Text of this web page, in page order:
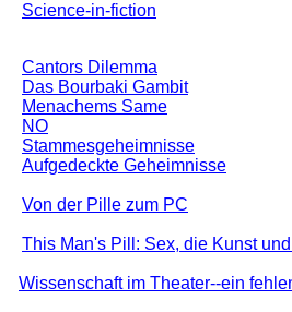
Science-in-fiction
Cantors Dilemma
Das Bourbaki Gambit
Menachems Same
NO
Stammesgeheimnisse
Aufgedeckte Geheimnisse
Von der Pille zum PC
This Man's Pill: Sex, die Kunst
Wissenschaft im Theater--ein